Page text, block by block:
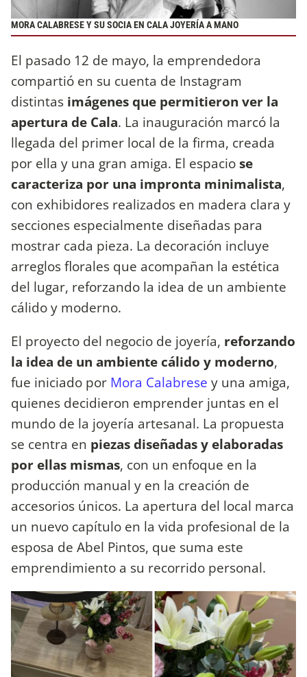
MORA CALABRESE Y SU SOCIA EN CALA JOYERÍA A MANO
El pasado 12 de mayo, la emprendedora
compartió en su cuenta de Instagram
distintas imágenes que permitieron ver la
apertura de Cala. La inauguración marcó la
llegada del primer local de la firma, creada
por ella y una gran amiga. El espaciose
caracteriza por una impronta minimalista,
con exhibidores realizados en madera clara y
secciones especialmente diseñadas para
mostrar cada pieza. La decoración incluye
arreglos florales que acompañan la estética
del lugar, reforzando la idea de un ambiente
cálido y moderno.
El proyecto del negocio de joyería, reforzando
la idea de un ambiente cálido y moderno,
fue iniciado por Mora Calabrese y una amiga,
quienes decidieron emprender juntas en el
mundo de la joyería artesanal. La propuesta
se centra en piezas diseñadas y elaboradas
por ellas mismas, con un enfoque en la
producción manual y en la creación de
accesorios únicos. La apertura del local marca
un nuevo capítulo en la vida profesional de la
esposa de Abel Pintos, que suma este
emprendimiento a su recorrido personal.